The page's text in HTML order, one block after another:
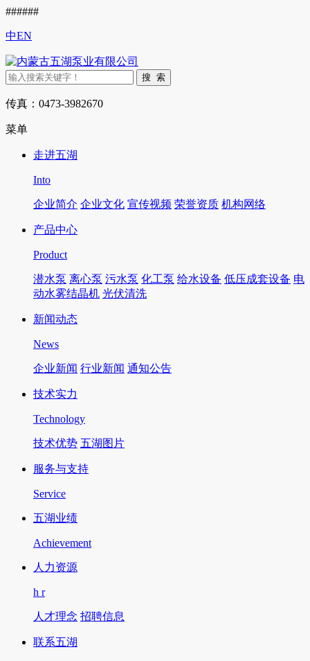
######
中EN
传真：0473-3982670
菜单
走进五湖
Into
企业简介 企业文化 宣传视频 荣誉资质 机构网络
产品中心
Product
潜水泵 离心泵 污水泵 化工泵 给水设备 低压成套设备 电
动水雾结晶机 光伏清洗
新闻动态
News
企业新闻 行业新闻 通知公告
技术实力
Technology
技术优势 五湖图片
服务与支持
Service
五湖业绩
Achievement
人力资源
h r
人才理念 招聘信息
联系五湖